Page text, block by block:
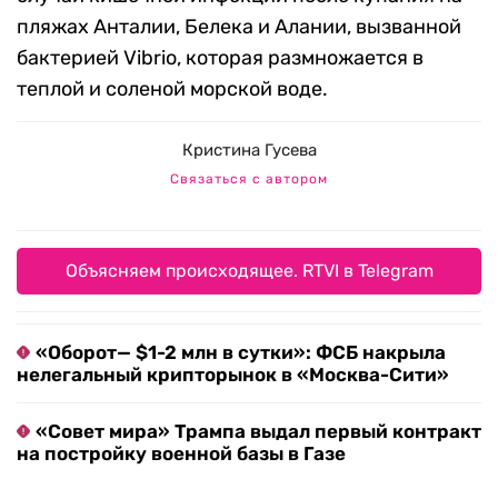
пляжах Анталии, Белека и Алании, вызванной
бактерией Vibrio, которая размножается в
теплой и соленой морской воде.
Кристина Гусева
Связаться с автором
Объясняем происходящее. RTVI в Telegram
«Оборот— $1-2 млн в сутки»: ФСБ накрыла
нелегальный крипторынок в «Москва-Сити»
«Совет мира» Трампа выдал первый контракт
на постройку военной базы в Газе